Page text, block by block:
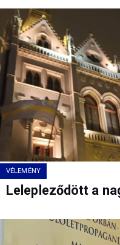
VÉLEMÉNY
Lelepleződött a